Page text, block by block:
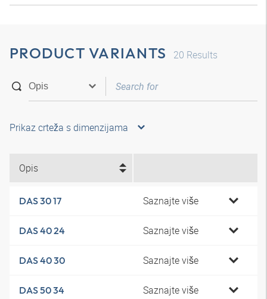
PRODUCT VARIANTS 20 Results
Prikaz crteža s dimenzijama
Opis
DAS 30 17 Saznajte više
DAS 40 24 Saznajte više
DAS 40 30 Saznajte više
DAS 50 34 Saznajte više